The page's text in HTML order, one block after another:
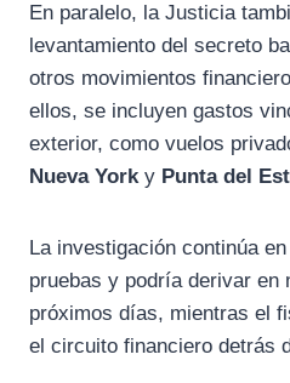
En paralelo, la Justicia
levantamiento del secreto
otros movimientos
ellos, se incluyen gastos
exterior, como vuelos
Nueva Yorky Punta del
La investigación continúa
pruebas y podría derivar en
próximos días, mientras el
el circuito financiero detrás